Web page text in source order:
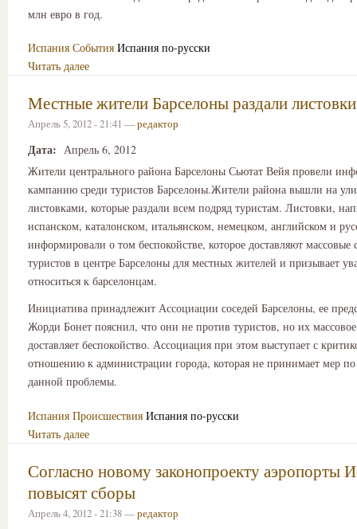
млн евро в год.
Испания События Испания по-русски
Читать далее
Местные жители Барселоны раздали
Апрель 5, 2012 - 21:41 —редактор
Дата: Апрель 6, 2012
Жители центрального района Барселоны Сьютат Вейя провели
кампанию среди туристов Барселоны.Жители района вышли на
листовками, которые раздали всем подряд туристам. Листовки,
испанском, каталонском, итальянском, немецком, английском и
информировали о том беспокойстве, которое доставляют массовые
туристов в центре Барселоны для местных жителей и призывает
относиться к барселонцам.
Инициатива принадлежит Ассоциации соседей Барселоны, ее
Жорди Бонет пояснил, что они не против туристов, но их
доставляет беспокойство. Ассоциация при этом выступает с
отношению к администрации города, которая не принимает мер
данной проблемы.
Испания Происшествия Испания по-русски
Читать далее
Согласно новому законопроекту аэропорты
повысят сборы
Апрель 4, 2012 - 21:38 —редактор